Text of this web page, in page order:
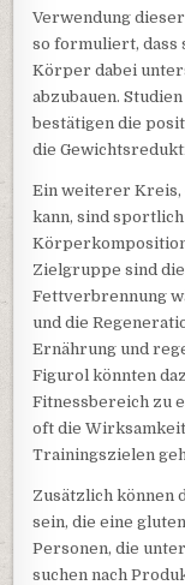
Verwendung
so formuliert, dass
Körper dabei
abzubauen.
bestätigen die
die
Ein weiterer Kreis,
kann, sind
Zielgruppe sind
Fettverbrennung
und die
Ernährung und
Figurol könnten
Fitnessbereich zu
oft die
Trainingszielen
Zusätzlich können
sein, die eine
Personen, die
suchen nach